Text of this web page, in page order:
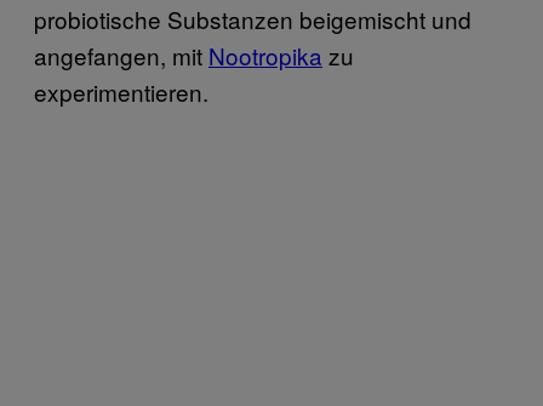
probiotische Substanzen beigemischt und
angefangen, mit Nootropika zu
experimentieren.